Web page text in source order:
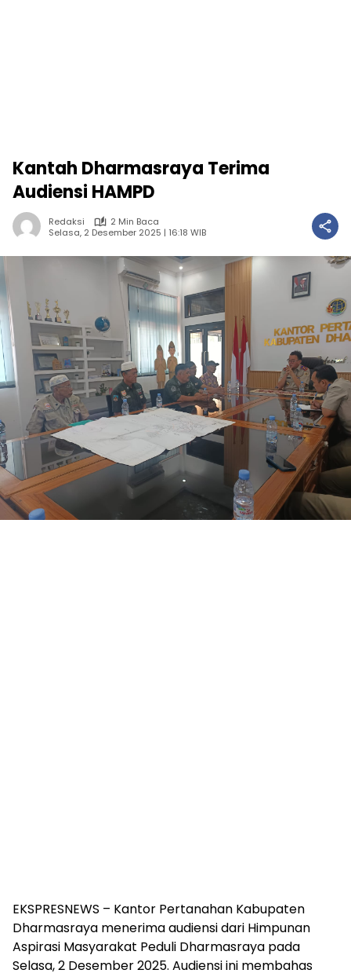
Kantah Dharmasraya Terima
Audiensi HAMPD
Redaksi
2 Min Baca
Selasa, 2 Desember 2025 | 16:18 WIB
EKSPRESNEWS – Kantor Pertanahan Kabupaten
Dharmasraya menerima audiensi dari Himpunan
Aspirasi Masyarakat Peduli Dharmasraya pada
Selasa, 2 Desember 2025. Audiensi ini membahas